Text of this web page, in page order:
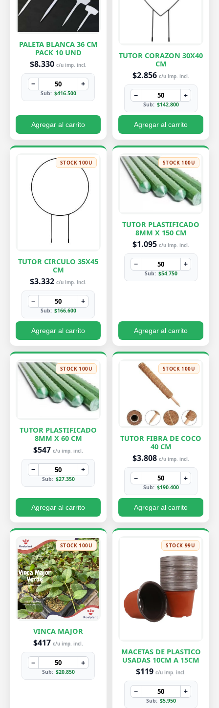
PALETA BLANCA 36 CM
PACK 10 UND
$8.330 c/u imp. incl.
− +
Sub: $416.500
Agregar al carrito
TUTOR CORAZON 30X40
CM
$2.856 c/u imp. incl.
− +
Sub: $142.800
Agregar al carrito
STOCK 100U
TUTOR CIRCULO 35X45
CM
$3.332 c/u imp. incl.
− +
Sub: $166.600
Agregar al carrito
STOCK 100U
TUTOR PLASTIFICADO
8MM X 150 CM
$1.095 c/u imp. incl.
− +
Sub: $54.750
Agregar al carrito
STOCK 100U
TUTOR PLASTIFICADO
8MM X 60 CM
$547 c/u imp. incl.
− +
Sub: $27.350
Agregar al carrito
STOCK 100U
TUTOR FIBRA DE COCO
40 CM
$3.808 c/u imp. incl.
− +
Sub: $190.400
Agregar al carrito
STOCK 100U
VINCA MAJOR
$417 c/u imp. incl.
− +
Sub: $20.850
STOCK 99U
MACETAS DE PLASTICO
USADAS 10CM A 15CM
$119 c/u imp. incl.
− +
Sub: $5.950